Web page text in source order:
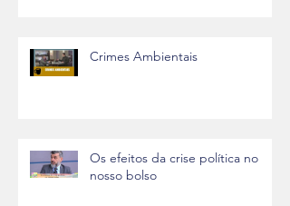
Crimes Ambientais
Os efeitos da crise política no
nosso bolso